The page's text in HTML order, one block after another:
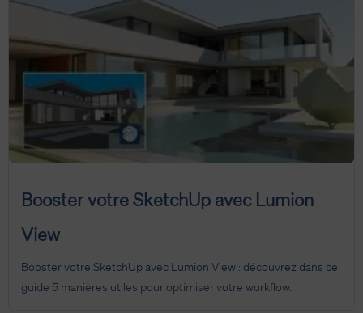
Booster votre SketchUp avec Lumion
View
Booster votre SketchUp avec Lumion View : découvrez dans ce
guide 5 manières utiles pour optimiser votre workflow.